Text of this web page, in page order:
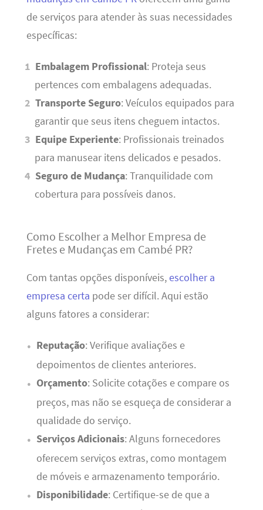
de serviços para atender às suas necessidades
específicas:
Embalagem Profissional: Proteja seus
pertences com embalagens adequadas.
Transporte Seguro: Veículos equipados para
garantir que seus itens cheguem intactos.
Equipe Experiente: Profissionais treinados
para manusear itens delicados e pesados.
Seguro de Mudança: Tranquilidade com
cobertura para possíveis danos.
Como Escolher a Melhor Empresa de
Fretes e Mudanças em Cambé PR?
Com tantas opções disponíveis,escolher a
empresa certa pode ser difícil. Aqui estão
alguns fatores a considerar:
Reputação: Verifique avaliações e
depoimentos de clientes anteriores.
Orçamento: Solicite cotações e compare os
preços, mas não se esqueça de considerar a
qualidade do serviço.
Serviços Adicionais: Alguns fornecedores
oferecem serviços extras, como montagem
de móveis e armazenamento temporário.
Disponibilidade: Certifique-se de que a